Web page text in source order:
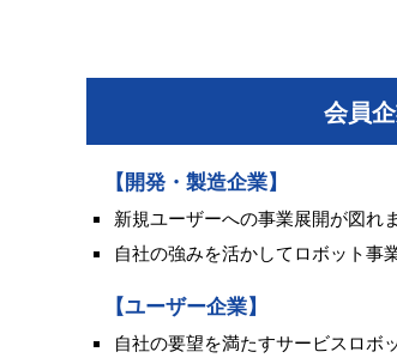
会員
【開発・製造企業】
新規ユーザーへの事業展開が図れま
自社の強みを活かしてロボット事
【ユーザー企業】
自社の要望を満たすサービスロボ